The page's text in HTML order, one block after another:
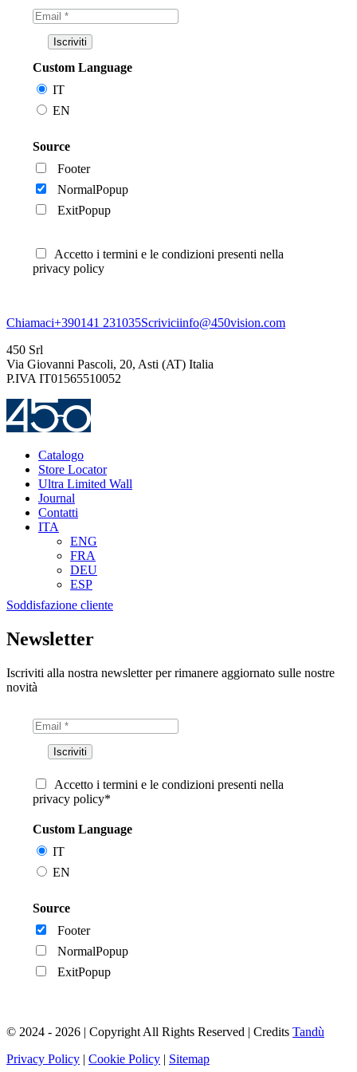
Custom Language
IT
EN
Source
Footer
NormalPopup
ExitPopup
Accetto i termini e le condizioni presenti nella
privacy policy
Chiamaci+390141 231035Scriviciinfo@450vision.com
450 Srl
Via Giovanni Pascoli, 20, Asti (AT) Italia
P.IVA IT01565510052
Catalogo
Store Locator
Ultra Limited Wall
Journal
Contatti
ITA
ENG
FRA
DEU
ESP
Soddisfazione cliente
Newsletter
Iscriviti alla nostra newsletter per rimanere aggiornato sulle nostre
novità
Accetto i termini e le condizioni presenti nella
privacy policy*
Custom Language
IT
EN
Source
Footer
NormalPopup
ExitPopup
© 2024 - 2026 | Copyright All Rights Reserved | Credits Tandù
Privacy Policy | Cookie Policy | Sitemap